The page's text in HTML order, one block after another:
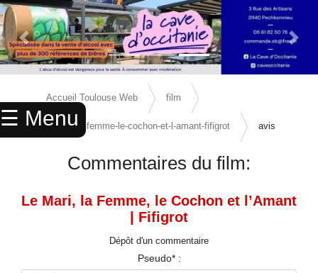
☰ Menu
× ACCUEIL
ANNUAIRE
CINEMA
Previous Slide Next
Accueil Toulouse Web film
le-mari-la-femme-le-cochon-et-l-amant-fifigrot avis
Commentaires du film:
Le Mari, la Femme, le Cochon et l’Amant
| Fifigrot
Dépôt d'un commentaire
Pseudo* :